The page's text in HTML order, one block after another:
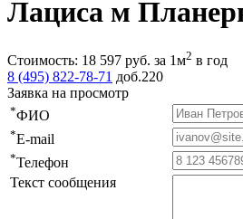
Лациса м
Стоимость: 18 597 руб. за 1м2 в год
8 (495) 822-78-71 доб.220
Заявка на просмотр
*ФИО
*E-mail
*Телефон
Текст сообщения